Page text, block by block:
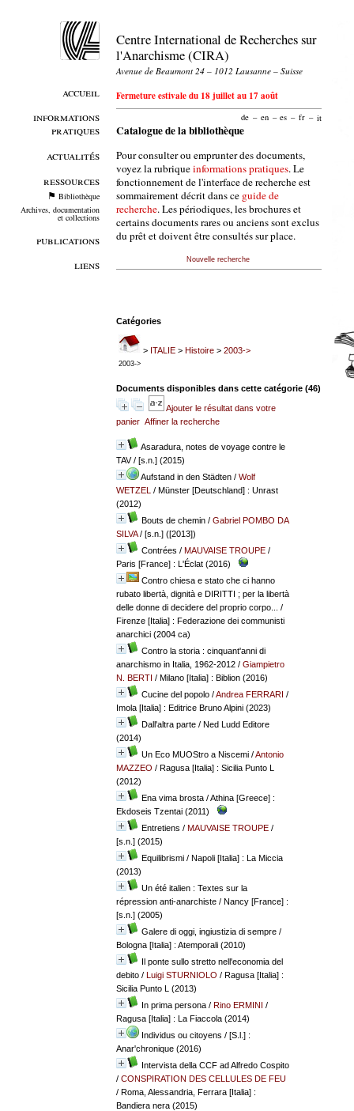
accueil
informations
pratiques
actualités
ressources
Bibliothèque
Archives, documentation
et collections
publications
liens
Centre International de Recherches sur
l'Anarchisme (CIRA)
Avenue de Beaumont 24 – 1012 Lausanne – Suisse
Fermeture estivale du 18 juillet au 17 août
de – en – es – fr – it
Catalogue de la bibliothèque
Pour consulter ou emprunter des documents,
voyez la rubriqueinformations pratiques. Le
fonctionnement de l'interface de recherche est
sommairement décrit dans ce guide de
recherche. Les périodiques, les brochures et
certains documents rares ou anciens sont exclus
du prêt et doivent être consultés sur place.
Nouvelle recherche
Catégories
> ITALIE> Histoire> 2003->
2003->
Documents disponibles dans cette catégorie (46)
Ajouter le résultat dans votre
panier Affiner la recherche
Asaradura, notes de voyage contre le
TAV/ [s.n.] (2015)
Aufstand in den Städten/ Wolf
WETZEL / Münster [Deutschland] : Unrast
(2012)
Bouts de chemin/ Gabriel POMBO DA
SILVA/ [s.n.] ([2013])
Contrées / MAUVAISE TROUPE/
Paris [France] : L'Éclat (2016)
Contro chiesa e stato che ci hanno
rubato libertà, dignità e DIRITTI ; per la libertà
delle donne di decidere del proprio corpo...
/
Firenze [Italia] : Federazione dei communisti
anarchici (2004 ca)
Contro la storia : cinquant'anni di
anarchismo in Italia, 1962-2012/ Giampietro
N. BERTI / Milano [Italia] : Biblion (2016)
Cucine del popolo/Andrea FERRARI /
Imola [Italia] : Editrice Bruno Alpini (2023)
Dall'altra parte/ Ned Ludd Editore
(2014)
Un Eco MUOStro a Niscemi/Antonio
MAZZEO / Ragusa [Italia] : Sicilia Punto L
(2012)
Ena vima brosta/ Athina [Greece] :
Ekdoseis Tzentai (2011)
Entretiens / MAUVAISE TROUPE/
[s.n.] (2015)
Equilibrismi/ Napoli [Italia] : La Miccia
(2013)
Un été italien : Textes sur la
répression anti-anarchiste/ Nancy [France] :
[s.n.] (2005)
Galere di oggi, ingiustizia di sempre/
Bologna [Italia] : Atemporali (2010)
Il ponte sullo stretto nell'economia del
debito/ Luigi STURNIOLO / Ragusa [Italia] :
Sicilia Punto L (2013)
In prima persona/ Rino ERMINI /
Ragusa [Italia] : La Fiaccola (2014)
Individus ou citoyens / [S.l.] :
Anar'chronique (2016)
Intervista della CCF ad Alfredo Cospito
/ CONSPIRATION DES CELLULES DE FEU
/ Roma, Alessandria, Ferrara [Italia] :
Bandiera nera (2015)